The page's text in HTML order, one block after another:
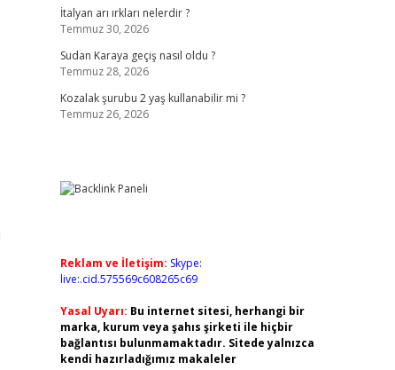
İtalyan arı ırkları nelerdir ?
Temmuz 30, 2026
Sudan Karaya geçiş nasıl oldu ?
Temmuz 28, 2026
Kozalak şurubu 2 yaş kullanabilir mi ?
Temmuz 26, 2026
Reklam ve İletişim: Skype:
live:.cid.575569c608265c69
Yasal Uyarı: Bu internet sitesi, herhangi bir
marka, kurum veya şahıs şirketi ile hiçbir
bağlantısı bulunmamaktadır. Sitede yalnızca
kendi hazırladığımız makaleler